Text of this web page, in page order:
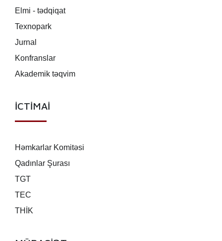
Elmi - tədqiqat
Texnopark
Jurnal
Konfranslar
Akademik təqvim
İCTİMAİ
Həmkarlar Komitəsi
Qadınlar Şurası
TGT
TEC
THİK